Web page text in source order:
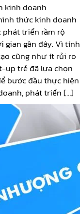
kinh doanh
thức kinh doanh
triển rầm rộ
gian gần đây. Vì tính
cũng như ít rủi ro
up trẻ đã lựa chọn
bước đầu thực hiện
phát triển […]